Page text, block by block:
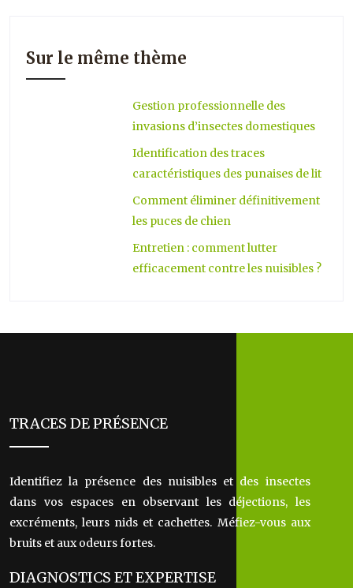
Sur le même thème
Gestion professionnelle des
invasions d’insectes domestiques
Identification des traces
caractéristiques des punaises de lit
Comment éliminer définitivement
les puces de chien
Entretien : comment lutter
efficacement contre les nuisibles ?
TRACES DE PRÉSENCE
Identifiez la présence des nuisibles et des insectes
dans vos espaces en observant les déjections, les
excréments, leurs nids et cachettes. Méfiez-vous aux
bruits et aux odeurs fortes.
DIAGNOSTICS ET EXPERTISE